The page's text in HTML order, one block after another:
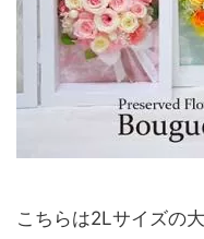
こちらは2Lサイズの